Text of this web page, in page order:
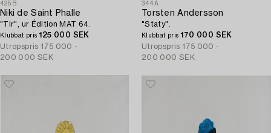
425B
Niki de Saint Phalle
"Tir", ur Édition MAT 64.
Klubbat pris 125 000 SEK
Utropspris 175 000 -
200 000 SEK
344A
Torsten Andersson
"Staty".
Klubbat pris 170 000 SEK
Utropspris 175 000 -
200 000 SEK